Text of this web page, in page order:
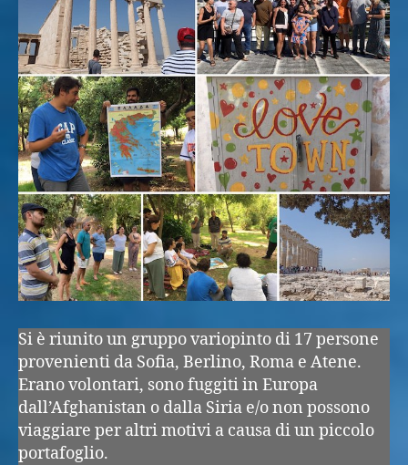
Si è riunito un gruppo variopinto di 17 persone
provenienti da Sofia, Berlino, Roma e Atene.
Erano volontari, sono fuggiti in Europa
dall’Afghanistan o dalla Siria e/o non possono
viaggiare per altri motivi a causa di un piccolo
portafoglio.